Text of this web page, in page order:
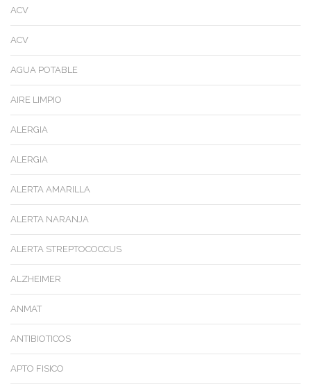
ACV
ACV
AGUA POTABLE
AIRE LIMPIO
ALERGIA
ALERGIA
ALERTA AMARILLA
ALERTA NARANJA
ALERTA STREPTOCOCCUS
ALZHEIMER
ANMAT
ANTIBIOTICOS
APTO FISICO